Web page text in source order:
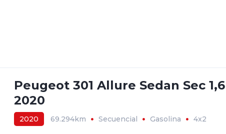
Peugeot 301 Allure Sedan Sec 1,6
2020
2020 69.294km Secuencial Gasolina
4x2